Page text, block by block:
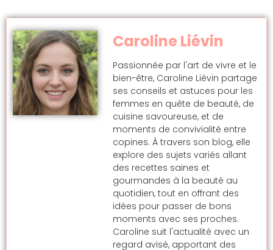
Caroline Liévin
Passionnée par l'art de vivre et le
bien-être, Caroline Liévin partage
ses conseils et astuces pour les
femmes en quête de beauté, de
cuisine savoureuse, et de
moments de convivialité entre
copines. À travers son blog, elle
explore des sujets variés allant
des recettes saines et
gourmandes à la beauté au
quotidien, tout en offrant des
idées pour passer de bons
moments avec ses proches.
Caroline suit l'actualité avec un
regard avisé, apportant des